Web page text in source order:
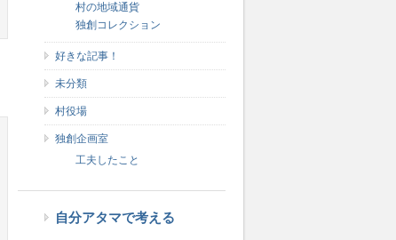
村の地域通貨
独創コレクション
好きな記事！
未分類
村役場
独創企画室
工夫したこと
自分アタマで考える